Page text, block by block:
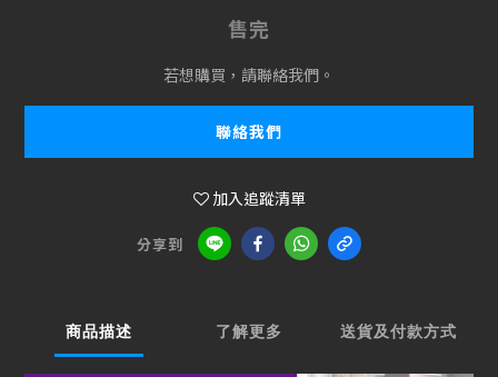
售完
若想購買，請聯絡我們。
聯絡我們
加入追蹤清單
分享到
商品描述 了解更多 送貨及付款方式